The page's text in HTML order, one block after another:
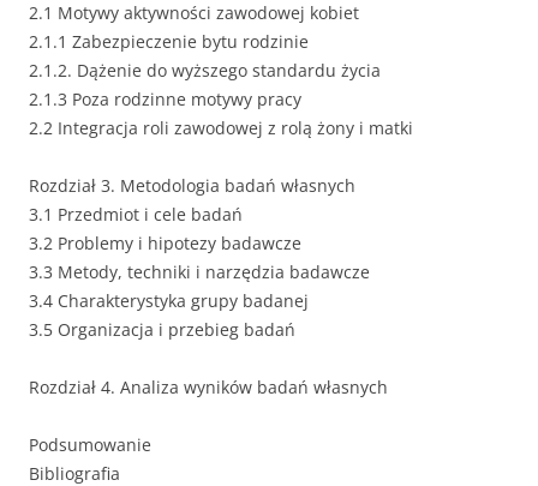
2.1 Motywy aktywności zawodowej kobiet
2.1.1 Zabezpieczenie bytu rodzinie
2.1.2. Dążenie do wyższego standardu życia
2.1.3 Poza rodzinne motywy pracy
2.2 Integracja roli zawodowej z rolą żony i matki
Rozdział 3. Metodologia badań własnych
3.1 Przedmiot i cele badań
3.2 Problemy i hipotezy badawcze
3.3 Metody, techniki i narzędzia badawcze
3.4 Charakterystyka grupy badanej
3.5 Organizacja i przebieg badań
Rozdział 4. Analiza wyników badań własnych
Podsumowanie
Bibliografia